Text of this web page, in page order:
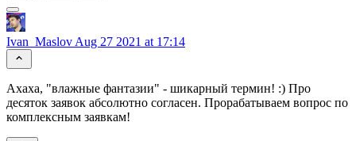
Ivan_Maslov Aug 27 2021 at 17:14
Ахаха, "влажные фантазии" - шикарный термин! :) Про
десяток заявок абсолютно согласен. Прорабатываем вопрос по
комплексным заявкам!